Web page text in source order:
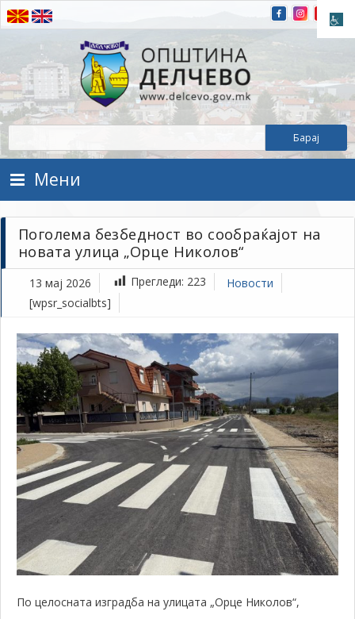
Прескокнете на содржината
Општина Делчево
Општина Делчево
Мени
Поголема безбедност во сообраќајот на
новата улица „Орце Николов“
13 мај 2026 Прегледи: 223
Новости
[wpsr_socialbts]
По целосната изградба на улицата „Орце Николов“,